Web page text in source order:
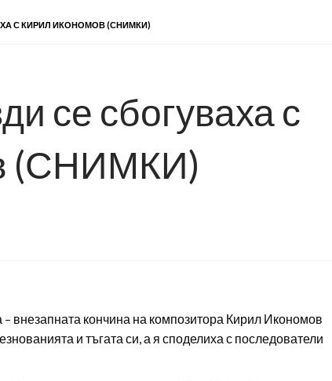
С КИРИЛ ИКОНОМОВ (СНИМКИ)
се сбогуваха с
(СНИМКИ)
внезапната кончина на композитора Кирил Икономов
и тъгата си, а я споделиха с последователи